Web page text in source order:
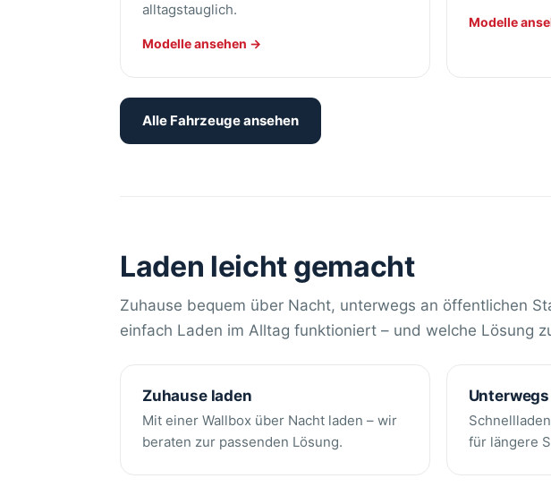
alltagstauglich.
Modelle ansehen →
Modelle
Alle Fahrzeuge ansehen
Laden leicht gemacht
Zuhause bequem über Nacht, unterwegs an öffentlichen
einfach Laden im Alltag funktioniert – und welche Lösung
Zuhause laden
Mit einer Wallbox über Nacht laden – wir
beraten zur passenden Lösung.
für längere